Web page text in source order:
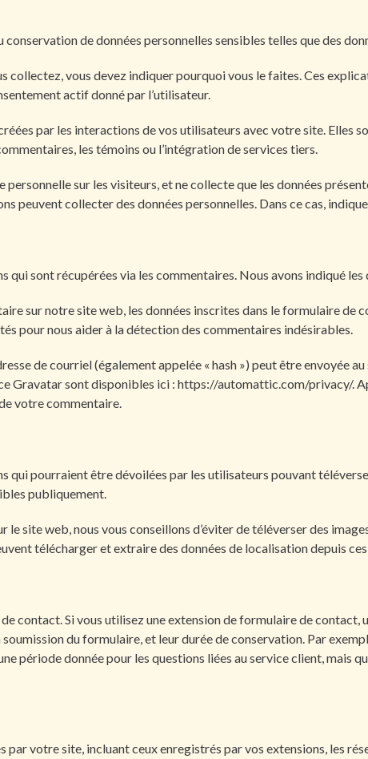
de données personnelles sensibles telles que des
collectez, vous devez indiquer pourquoi vous le faites. Ces
actif donné par l’utilisateur.
par les interactions de vos utilisateurs avec votre site. Elles
les témoins ou l’intégration de services tiers.
sur les visiteurs, et ne collecte que les données
peuvent collecter des données personnelles. Dans ce cas,
sont récupérées via les commentaires. Nous avons indiqué
sur notre site web, les données inscrites dans le formulaire de
pour nous aider à la détection des commentaires indésirables.
de courriel (également appelée « hash ») peut être envoyée
Gravatar sont disponibles ici : https://automattic.com/privacy/.
votre commentaire.
qui pourraient être dévoilées par les utilisateurs pouvant
publiquement.
le site web, nous vous conseillons d’éviter de téléverser des
télécharger et extraire des données de localisation depuis
contact. Si vous utilisez une extension de formulaire de
du formulaire, et leur durée de conservation. Par
période donnée pour les questions liées au service client, mais
votre site, incluant ceux enregistrés par vos extensions, les